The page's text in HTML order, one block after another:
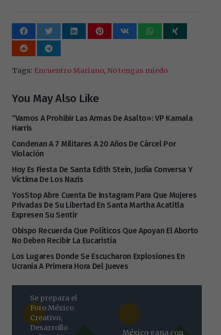
Tags: Encuentro Mariano, No tengas miedo
You May Also Like
“Vamos A Prohibir Las Armas De Asalto»: VP Kamala
Harris
Condenan A 7 Militares A 20 Años De Cárcel Por
Violación
Hoy Es Fiesta De Santa Edith Stein, Judía Conversa Y
Víctima De Los Nazis
YosStop Abre Cuenta De Instagram Para Que Mujeres
Privadas De Su Libertad En Santa Martha Acatitla
Expresen Su Sentir
Obispo Recuerda Que Políticos Que Apoyan El Aborto
No Deben Recibir La Eucaristía
Los Lugares Donde Se Escucharon Explosiones En
Ucrania A Primera Hora Del Jueves
Se prepara el
Foro México
Creativo,
Desarrollo
México gana con